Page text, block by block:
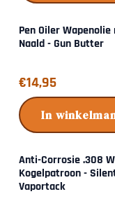
Pen Oiler
Naald - Gun Butter
Prijs: 14,95
€14,95
In
Anti-Corrosie .308
Kogelpatroon -
Vaportack